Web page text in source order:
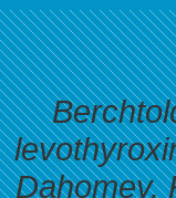
Dahomey.